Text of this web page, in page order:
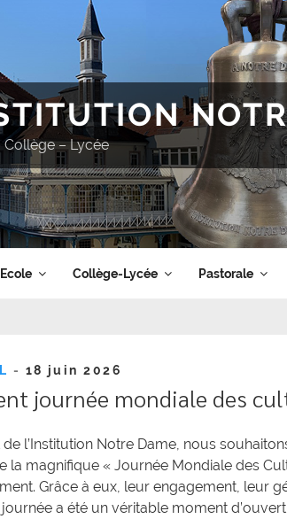
Collège – Lycée
Ecole Collège-Lycée Pastorale
- Publié
18 juin 2026
journée mondiale des
de l’Institution Notre Dame, nous
la magnifique « Journée Mondiale des
Grâce à eux, leur engagement, leur
a été un véritable moment